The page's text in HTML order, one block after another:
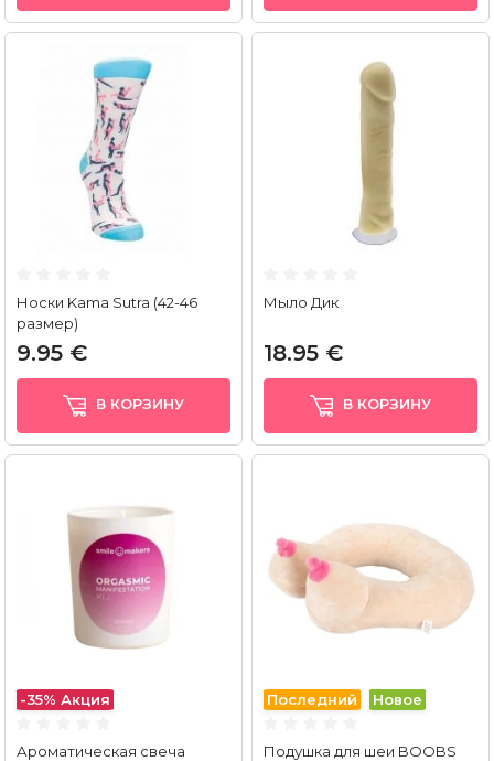
Носки Kama Sutra (42-46
размер)
9.95 €
В КОРЗИНУ
Мыло Дик
18.95 €
В КОРЗИНУ
-35% Акция
Ароматическая свеча
Последний Новое
Подушка для шеи BOOBS